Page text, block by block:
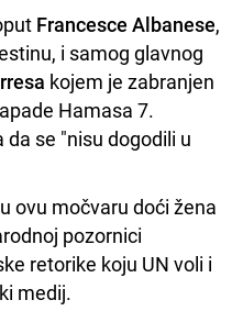
Francesce Albanese,
i samog glavnog
kojem je zabranjen
Hamasa 7.
se "nisu dogodili u
ovu močvaru doći žena
pozornici
retorike koju UN voli i
medij.